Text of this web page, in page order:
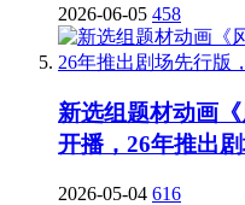
2026-06-05 458
新选组题材动画
开播，26年推出
2026-05-04 616